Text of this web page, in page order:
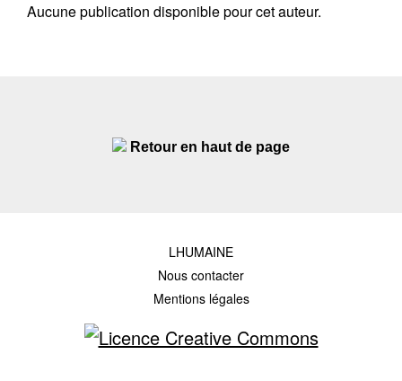
Aucune publication disponible pour cet auteur.
Retour en haut de page
LHUMAINE
Nous contacter
Mentions légales